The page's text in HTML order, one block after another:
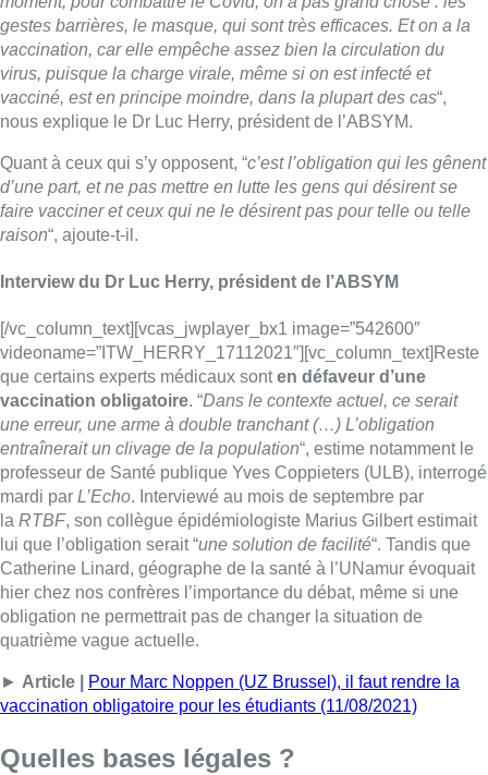
gestes barrières, le masque, qui sont très efficaces. Et on a la
vaccination, car elle empêche assez bien la circulation du
virus, puisque la charge virale, même si on est infecté et
vacciné, est en principe moindre, dans la plupart des cas“,
nous explique le Dr Luc Herry, président de l’ABSYM.
Quant à ceux qui s’y opposent, “c’est l’obligation qui les gênent
d’une part, et ne pas mettre en lutte les gens qui désirent se
faire vacciner et ceux qui ne le désirent pas pour telle ou telle
raison“, ajoute-t-il.
Interview du Dr Luc Herry, président de l’ABSYM
[/vc_column_text][vcas_jwplayer_bx1 image=”542600″
videoname=”ITW_HERRY_17112021″][vc_column_text]Reste
que certains experts médicaux sonten défaveur d’une
vaccination obligatoire. “Dans le contexte actuel, ce serait
une erreur, une arme à double tranchant (…) L’obligation
entraînerait un clivage de la population“, estime notamment le
professeur de Santé publique Yves Coppieters (ULB), interrogé
mardi par L’Echo. Interviewé au mois de septembre par
la RTBF, son collègue épidémiologiste Marius Gilbert estimait
lui que l’obligation serait “une solution de facilité“. Tandis que
Catherine Linard, géographe de la santé à l’UNamur évoquait
hier chez nos confrères l’importance du débat, même si une
obligation ne permettrait pas de changer la situation de
quatrième vague actuelle.
► Article |
Pour Marc Noppen (UZ Brussel), il faut rendre la
vaccination obligatoire pour les étudiants (11/08/2021)
Quelles bases légales ?